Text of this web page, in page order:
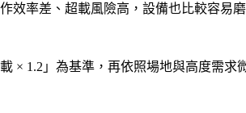
效率差、超載風險高，設備也比較容易
× 1.2」為基準，再依照場地與高度需求